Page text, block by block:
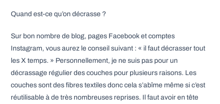
Quand est-ce qu’on décrasse ?
Sur bon nombre de blog, pages Facebook et comptes
Instagram, vous aurez le conseil suivant : « il faut décrasser tout
les X temps. » Personnellement, je ne suis pas pour un
décrassage régulier des couches pour plusieurs raisons. Les
couches sont des fibres textiles donc cela s’abîme même si c’est
réutilisable à de très nombreuses reprises. Il faut avoir en tête